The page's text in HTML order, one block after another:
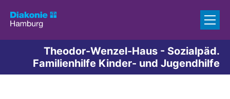
Theodor-Wenzel-Haus - Sozialpäd.
Familienhilfe Kinder- und Jugendhilfe